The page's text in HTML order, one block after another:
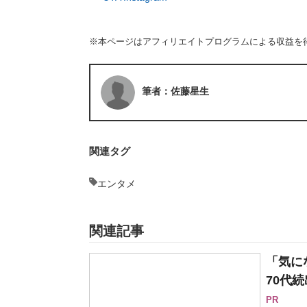
※本ページはアフィリエイトプログラムによる収益を
筆者：佐藤星生
関連タグ
エンタメ
関連記事
「気
70代続
PR